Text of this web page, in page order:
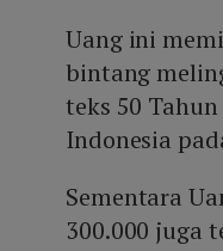
Uang ini
bintang
teks 50
Indonesia
Sementara
300.000 juga